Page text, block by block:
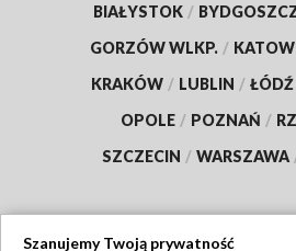
BIAŁYSTOK /
GORZÓW WLKP. /
KRAKÓW / LUBLIN / ŁÓDŹ
OPOLE / POZNAŃ /
SZCZECIN / WARSZAWA
Szanujemy Twoją prywatność